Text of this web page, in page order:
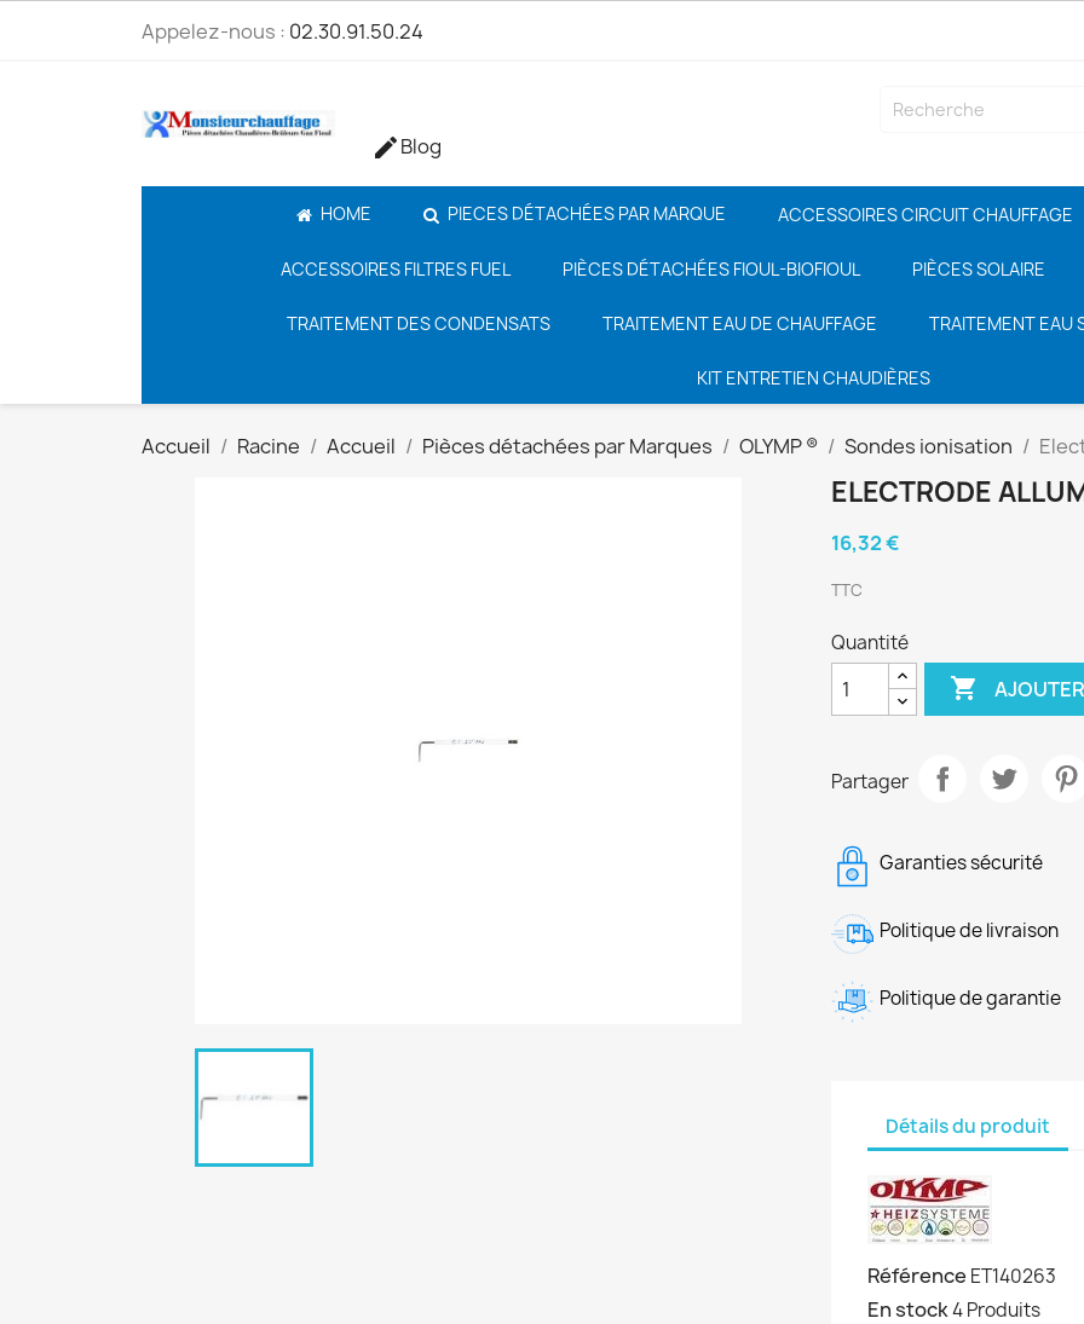
Appelez-nous : 02.30.91.50.24
Blog
HOME PIECES DÉTACHÉES PAR MARQUE ACCESSOIRES CIRCUIT CHAUFFAGE
ACCESSOIRES FILTRES FUEL PIÈCES DÉTACHÉES FIOUL-BIOFIOUL PIÈCES SOLAIRE
TRAITEMENT DES CONDENSATS TRAITEMENT EAU DE CHAUFFAGE TRAITEMENT EAU
KIT ENTRETIEN CHAUDIÈRES
Accueil Racine Accueil Pièces détachées par Marques OLYMP ® Sondes ionisation
ELECTRODE
16,32 €
TTC
Quantité

Partager
Garanties sécurité
Politique de livraison
Politique de garantie
Détails du produit
Référence ET140263
En stock4 Produits